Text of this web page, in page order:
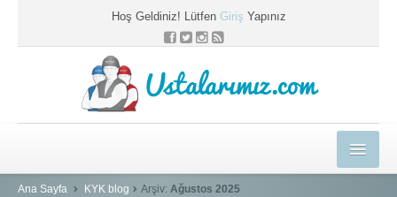
Hoş Geldiniz! Lütfen Giriş Yapınız
Ustalarımız.com
HEDİYELER
Ana Sayfa KYK blog Arşiv: Ağustos 2025